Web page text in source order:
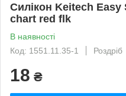
Силікон Keitech Easy
chart red flk
В наявності
Код: 1551.11.35-1
Роздріб
18 ₴